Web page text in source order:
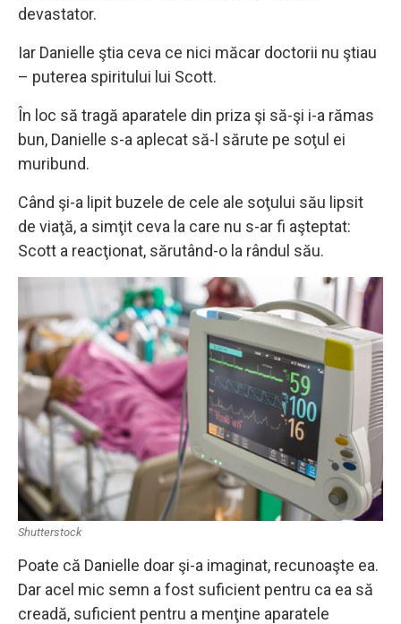
devastator.
Iar Danielle ştia ceva ce nici măcar doctorii nu ştiau
– puterea spiritului lui Scott.
În loc să tragă aparatele din priza şi să-şi i-a rămas
bun, Danielle s-a aplecat să-l sărute pe soţul ei
muribund.
Când şi-a lipit buzele de cele ale soţului său lipsit
de viaţă, a simţit ceva la care nu s-ar fi aşteptat:
Scott a reacţionat, sărutând-o la rândul său.
Shutterstock
Poate că Danielle doar şi-a imaginat, recunoaşte ea.
Dar acel mic semn a fost suficient pentru ca ea să
creadă, suficient pentru a menţine aparatele